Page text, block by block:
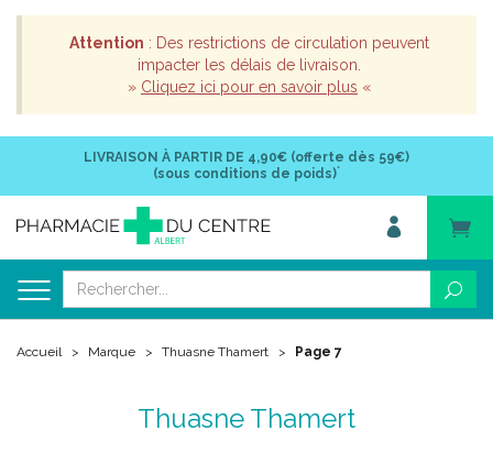
Attention : Des restrictions de circulation peuvent
impacter les délais de livraison.
» Cliquez ici pour en savoir plus «
LIVRAISON À PARTIR DE 4,90€ (offerte dès 59€)
(sous conditions de poids)*
Accueil Marque Thuasne Thamert Page 7
Thuasne Thamert